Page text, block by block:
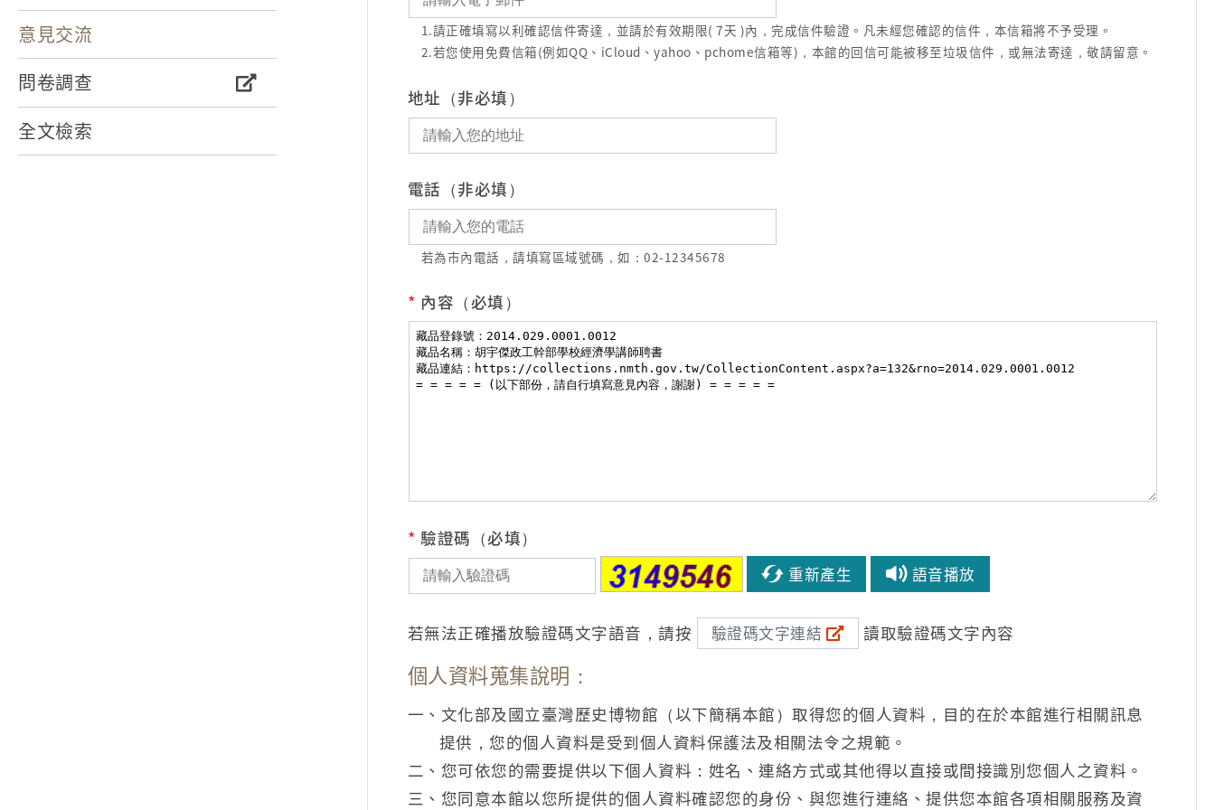
意見交流
問卷調查
全文檢索
1.請正確填寫以利確認信件寄達，並請於有效期限( 7天 )內，完成信件驗證。凡未經您確認的信件，本信箱將不予受理。
2.若您使用免費信箱(例如QQ、iCloud、yahoo、pchome信箱等)，本館的回信可能被移至垃圾信件，或無法寄達，敬請留意。
地址（非必填）
電話（非必填）
若為市內電話，請填寫區域號碼，如：02-12345678
* 內容（必填）
* 驗證碼（必填）
重新產生 語音播放
若無法正確播放驗證碼文字語音，請按 驗證碼文字連結 讀取驗證碼文字內容
個人資料蒐集說明：
一、文化部及國立臺灣歷史博物館（以下簡稱本館）取得您的個人資料，目的在於本館進行相關訊息
提供，您的個人資料是受到個人資料保護法及相關法令之規範。
二、您可依您的需要提供以下個人資料：姓名、連絡方式或其他得以直接或間接識別您個人之資料。
三、您同意本館以您所提供的個人資料確認您的身份、與您進行連絡、提供您本館各項相關服務及資